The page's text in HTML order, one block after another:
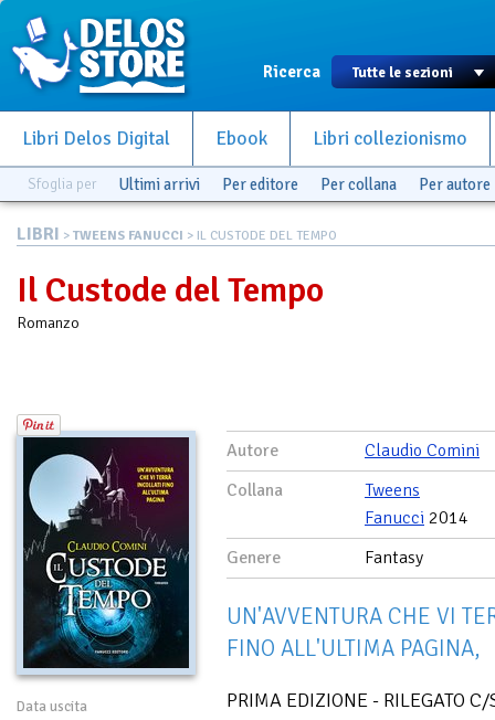
Ricerca
Libri Delos Digital Ebook Libri collezionismo
Sfoglia per Ultimi arrivi Per editore Per collana Per autore
LIBRI > TWEENS FANUCCI > IL CUSTODE DEL TEMPO
Il Custode del Tempo
Romanzo
Data uscita
Autore
Claudio Comini
Collana
Tweens
Fanucci 2014
Genere
Fantasy
UN'AVVENTURA CHE VI
FINO ALL'ULTIMA PAGINA,
PRIMA EDIZIONE - RILEGATO C/